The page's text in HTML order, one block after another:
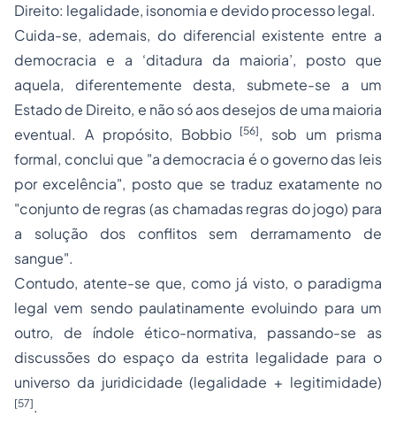
Direito: legalidade, isonomia e devido processo legal.
Cuida-se, ademais, do diferencial existente entre a
democracia e a ‘ditadura da maioria’, posto que
aquela, diferentemente desta, submete-se a um
Estado de Direito, e não só aos desejos de uma maioria
eventual. A propósito, Bobbio
[56], sob um prisma
formal, conclui que "a democracia é o governo das leis
por excelência", posto que se traduz exatamente no
"conjunto de regras (as chamadas regras do jogo) para
a solução dos conflitos sem derramamento de
sangue".
Contudo, atente-se que, como já visto, o paradigma
legal vem sendo paulatinamente evoluindo para um
outro, de índole ético-normativa, passando-se as
discussões do espaço da estrita legalidade para o
universo da juridicidade (legalidade + legitimidade)
[57].